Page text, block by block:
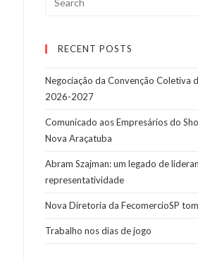
RECENT POSTS
Negociação da Convenção Coletiva
2026-2027
Comunicado aos Empresários do
Nova Araçatuba
Abram Szajman: um legado de
representatividade
Nova Diretoria da FecomercioSP
Trabalho nos dias de jogo